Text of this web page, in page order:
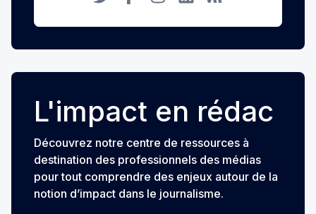
L'impact en rédac
Découvrez notre centre de ressources à
destination des professionnels des médias
pour tout comprendre des enjeux autour de la
notion d’impact dans le journalisme.